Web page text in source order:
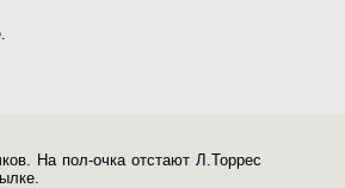
На пол-очка отстают Л.Торрес